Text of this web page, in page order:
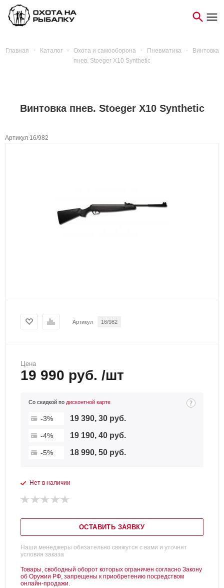
Главная - Каталог - Охота и самооборона - Пневматика -
Винтовка
пнев. Stoeger X10 Synthetic
Винтовка пнев. Stoeger X10 Synthetic
Артикул 16/982
Артикул 16/982
Цена
19 990 руб. /шт
Со скидкой по дисконтной карте
-3% 19 390, 30 руб.
-4% 19 190, 40 руб.
-5% 18 990, 50 руб.
Нет в наличии
ОСТАВИТЬ ЗАЯВКУ
Наши менеджеры обязательно свяжутся с вами и уточнят
условия заказа
Товары, свободный оборот которых ограничен согласно Закону
об Оружии РФ, запрещены к приобретению посредством
онлайн-продажи.